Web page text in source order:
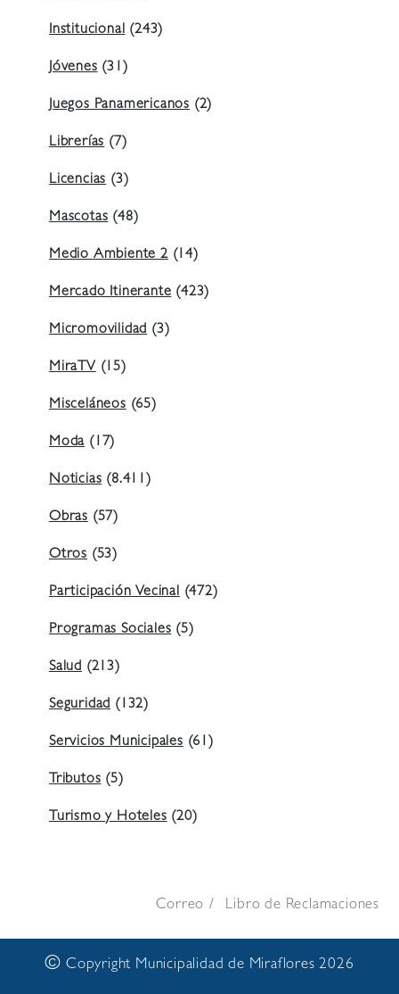
Institucional (243)
Jóvenes (31)
Juegos Panamericanos (2)
Librerías (7)
Licencias (3)
Mascotas (48)
Medio Ambiente 2(14)
Mercado Itinerante (423)
Micromovilidad (3)
MiraTV (15)
Misceláneos (65)
Moda (17)
Noticias (8.411)
Obras (57)
Otros (53)
Participación Vecinal (472)
Programas Sociales (5)
Salud (213)
Seguridad (132)
Servicios Municipales (61)
Tributos (5)
Turismo y Hoteles (20)
Correo Libro de Reclamaciones
© Copyright Municipalidad de Miraflores 2026